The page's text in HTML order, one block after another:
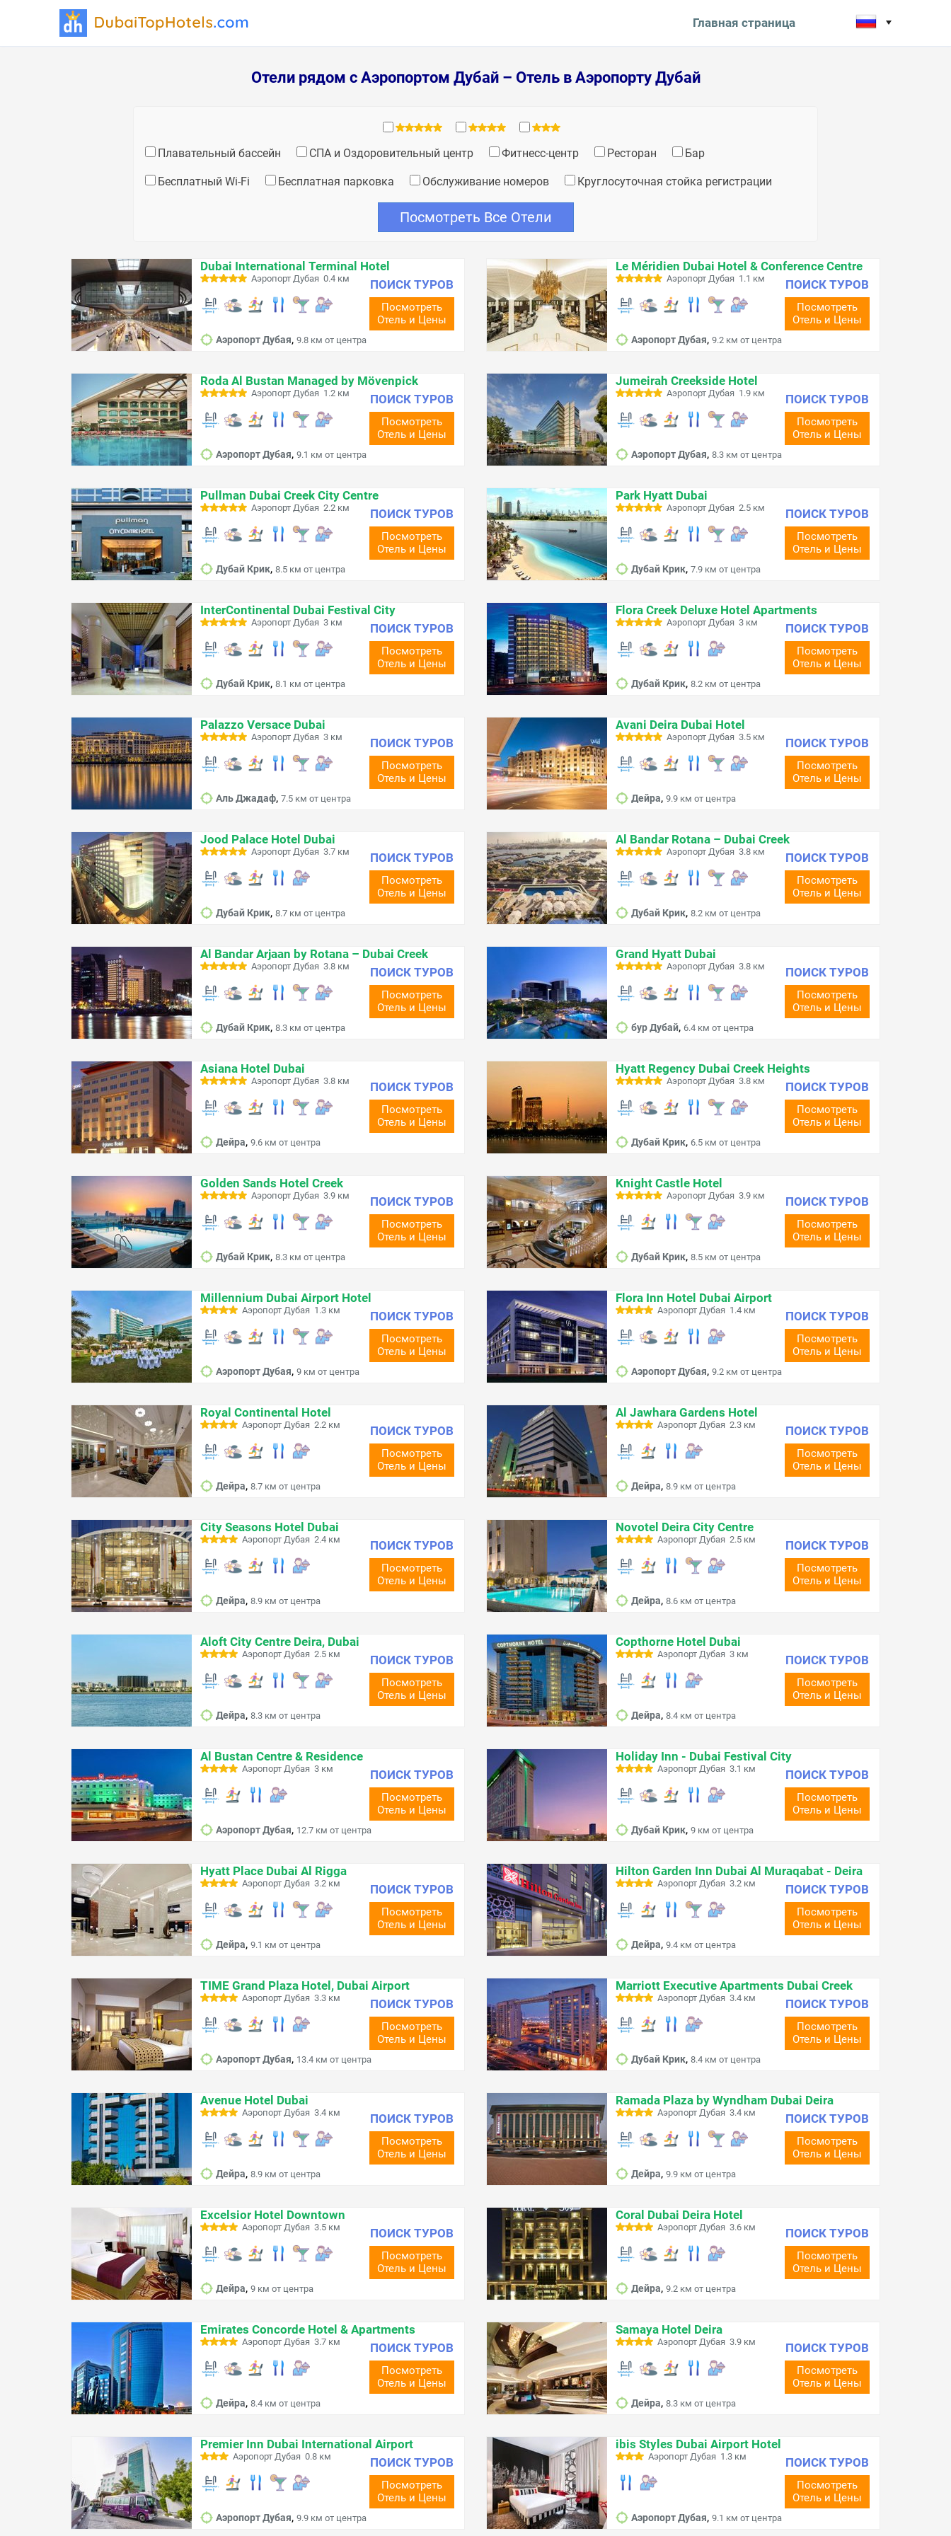
Главная страница
Отели рядом с Аэропортом Дубай – Отель в Аэропорту Дубай
Плавательный бассейн СПА и Оздоровительный центр Фитнесс-центр Ресторан Бар
Бесплатный Wi-Fi Бесплатная парковка Обслуживание номеров Круглосуточная стойка регистрации
Посмотреть Все Отели
Dubai International Terminal Hotel
Аэропорт Дубая 0.4 км
Аэропорт Дубая, 9.8 км от центра
ПОИСК ТУРОВ
Посмотреть
Отель и Цены
Le Méridien Dubai Hotel & Conference Centre
Аэропорт Дубая 1.1 км
Аэропорт Дубая, 9.2 км от центра
ПОИСК ТУРОВ
Посмотреть
Отель и Цены
Roda Al Bustan Managed by Mövenpick
Аэропорт Дубая 1.2 км
Аэропорт Дубая, 9.1 км от центра
ПОИСК ТУРОВ
Посмотреть
Отель и Цены
Jumeirah Creekside Hotel
Аэропорт Дубая 1.9 км
Аэропорт Дубая, 8.3 км от центра
ПОИСК ТУРОВ
Посмотреть
Отель и Цены
Pullman Dubai Creek City Centre
Аэропорт Дубая 2.2 км
Дубай Крик, 8.5 км от центра
ПОИСК ТУРОВ
Посмотреть
Отель и Цены
Park Hyatt Dubai
Аэропорт Дубая 2.5 км
Дубай Крик, 7.9 км от центра
ПОИСК ТУРОВ
Посмотреть
Отель и Цены
InterContinental Dubai Festival City
Аэропорт Дубая 3 км
Дубай Крик, 8.1 км от центра
ПОИСК ТУРОВ
Посмотреть
Отель и Цены
Flora Creek Deluxe Hotel Apartments
Аэропорт Дубая 3 км
Дубай Крик, 8.2 км от центра
ПОИСК ТУРОВ
Посмотреть
Отель и Цены
Palazzo Versace Dubai
Аэропорт Дубая 3 км
Аль Джадаф, 7.5 км от центра
ПОИСК ТУРОВ
Посмотреть
Отель и Цены
Avani Deira Dubai Hotel
Аэропорт Дубая 3.5 км
Дейра, 9.9 км от центра
ПОИСК ТУРОВ
Посмотреть
Отель и Цены
Jood Palace Hotel Dubai
Аэропорт Дубая 3.7 км
Дубай Крик, 8.7 км от центра
ПОИСК ТУРОВ
Посмотреть
Отель и Цены
Al Bandar Rotana – Dubai Creek
Аэропорт Дубая 3.8 км
Дубай Крик, 8.2 км от центра
ПОИСК ТУРОВ
Посмотреть
Отель и Цены
Al Bandar Arjaan by Rotana – Dubai Creek
Аэропорт Дубая 3.8 км
Дубай Крик, 8.3 км от центра
ПОИСК ТУРОВ
Посмотреть
Отель и Цены
Grand Hyatt Dubai
Аэропорт Дубая 3.8 км
бур Дубай, 6.4 км от центра
ПОИСК ТУРОВ
Посмотреть
Отель и Цены
Asiana Hotel Dubai
Аэропорт Дубая 3.8 км
Дейра, 9.6 км от центра
ПОИСК ТУРОВ
Посмотреть
Отель и Цены
Hyatt Regency Dubai Creek Heights
Аэропорт Дубая 3.8 км
Дубай Крик, 6.5 км от центра
ПОИСК ТУРОВ
Посмотреть
Отель и Цены
Golden Sands Hotel Creek
Аэропорт Дубая 3.9 км
Дубай Крик, 8.3 км от центра
ПОИСК ТУРОВ
Посмотреть
Отель и Цены
Knight Castle Hotel
Аэропорт Дубая 3.9 км
Дубай Крик, 8.5 км от центра
ПОИСК ТУРОВ
Посмотреть
Отель и Цены
Millennium Dubai Airport Hotel
Аэропорт Дубая 1.3 км
Аэропорт Дубая, 9 км от центра
ПОИСК ТУРОВ
Посмотреть
Отель и Цены
Flora Inn Hotel Dubai Airport
Аэропорт Дубая 1.4 км
Аэропорт Дубая, 9.2 км от центра
ПОИСК ТУРОВ
Посмотреть
Отель и Цены
Royal Continental Hotel
Аэропорт Дубая 2.2 км
Дейра, 8.7 км от центра
ПОИСК ТУРОВ
Посмотреть
Отель и Цены
Al Jawhara Gardens Hotel
Аэропорт Дубая 2.3 км
Дейра, 8.9 км от центра
ПОИСК ТУРОВ
Посмотреть
Отель и Цены
City Seasons Hotel Dubai
Аэропорт Дубая 2.4 км
Дейра, 8.9 км от центра
ПОИСК ТУРОВ
Посмотреть
Отель и Цены
Novotel Deira City Centre
Аэропорт Дубая 2.5 км
Дейра, 8.6 км от центра
ПОИСК ТУРОВ
Посмотреть
Отель и Цены
Aloft City Centre Deira, Dubai
Аэропорт Дубая 2.5 км
Дейра, 8.3 км от центра
ПОИСК ТУРОВ
Посмотреть
Отель и Цены
Copthorne Hotel Dubai
Аэропорт Дубая 3 км
Дейра, 8.4 км от центра
ПОИСК ТУРОВ
Посмотреть
Отель и Цены
Al Bustan Centre & Residence
Аэропорт Дубая 3 км
Аэропорт Дубая, 12.7 км от центра
ПОИСК ТУРОВ
Посмотреть
Отель и Цены
Holiday Inn - Dubai Festival City
Аэропорт Дубая 3.1 км
Дубай Крик, 9 км от центра
ПОИСК ТУРОВ
Посмотреть
Отель и Цены
Hyatt Place Dubai Al Rigga
Аэропорт Дубая 3.2 км
Дейра, 9.1 км от центра
ПОИСК ТУРОВ
Посмотреть
Отель и Цены
Hilton Garden Inn Dubai Al Muraqabat - Deira
Аэропорт Дубая 3.2 км
Дейра, 9.4 км от центра
ПОИСК ТУРОВ
Посмотреть
Отель и Цены
TIME Grand Plaza Hotel, Dubai Airport
Аэропорт Дубая 3.3 км
Аэропорт Дубая, 13.4 км от центра
ПОИСК ТУРОВ
Посмотреть
Отель и Цены
Marriott Executive Apartments Dubai Creek
Аэропорт Дубая 3.4 км
Дубай Крик, 8.4 км от центра
ПОИСК ТУРОВ
Посмотреть
Отель и Цены
Avenue Hotel Dubai
Аэропорт Дубая 3.4 км
Дейра, 8.9 км от центра
ПОИСК ТУРОВ
Посмотреть
Отель и Цены
Ramada Plaza by Wyndham Dubai Deira
Аэропорт Дубая 3.4 км
Дейра, 9.9 км от центра
ПОИСК ТУРОВ
Посмотреть
Отель и Цены
Excelsior Hotel Downtown
Аэропорт Дубая 3.5 км
Дейра, 9 км от центра
ПОИСК ТУРОВ
Посмотреть
Отель и Цены
Coral Dubai Deira Hotel
Аэропорт Дубая 3.6 км
Дейра, 9.2 км от центра
ПОИСК ТУРОВ
Посмотреть
Отель и Цены
Emirates Concorde Hotel & Apartments
Аэропорт Дубая 3.7 км
Дейра, 8.4 км от центра
ПОИСК ТУРОВ
Посмотреть
Отель и Цены
Samaya Hotel Deira
Аэропорт Дубая 3.9 км
Дейра, 8.3 км от центра
ПОИСК ТУРОВ
Посмотреть
Отель и Цены
Premier Inn Dubai International Airport
Аэропорт Дубая 0.8 км
Аэропорт Дубая, 9.9 км от центра
ПОИСК ТУРОВ
Посмотреть
Отель и Цены
ibis Styles Dubai Airport Hotel
Аэропорт Дубая 1.3 км
Аэропорт Дубая, 9.1 км от центра
ПОИСК ТУРОВ
Посмотреть
Отель и Цены